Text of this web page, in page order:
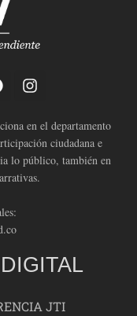
en el departamento
ciudadana e
lo público, también en
JTI